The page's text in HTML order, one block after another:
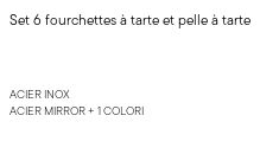
Set 6 fourchettes à tarte et pelle à tarte
ACIER INOX
ACIER MIRROR + 1 COLORI